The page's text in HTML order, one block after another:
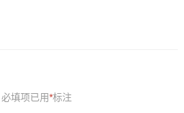
必填项已用*标注